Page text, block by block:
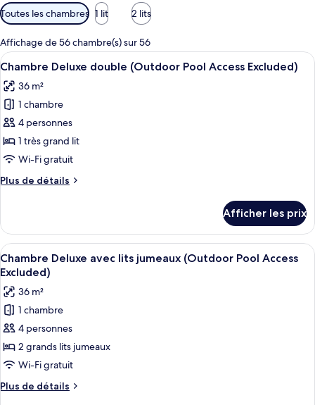
Filtres
disponibles
pour
les
chambres
Toutes les chambres 1 lit 2 lits
Affichage de 56 chambre(s) sur 56
Afficher
toutes
les
photos
pour
ce
type
chambre :
double
(Outdoor
Pool
Access
Excluded)
Literie de qualité, couette en duvet,
6
Chambre Deluxe double (Outdoor Pool Access Excluded)
36 m²
1 chambre
4 personnes
1 très grand lit
Wi-Fi gratuit
Plus de détails
Plus
Chambre
Deluxe
double
(Outdoor
Access
Excluded)
Afficher les prix
Afficher
toutes
les
photos
pour
ce
type
de
chambre :
Chambre
Une chambre d’hôtel avec deux
3
Chambre Deluxe avec lits jumeaux (Outdoor Pool Access
Excluded)
36 m²
1 chambre
4 personnes
2 grands lits jumeaux
Wi-Fi gratuit
Plus de détails
Plus